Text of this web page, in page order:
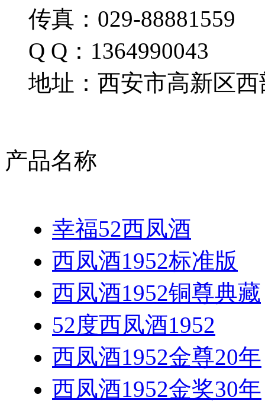
传真：029-88881559
Q Q：1364990043
地址：西安市高新区西
产品名称
幸福52西凤酒
西凤酒1952标准版
西凤酒1952铜尊典藏
52度西凤酒1952
西凤酒1952金尊20年
西凤酒1952金奖30年